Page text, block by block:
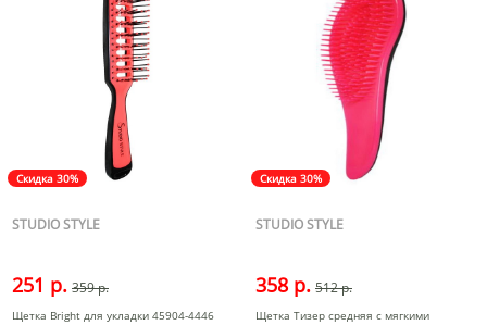
Скидка 30%
STUDIO STYLE
251 р. 359 р.
Щетка Bright для укладки 45904-4446
Скидка 30%
STUDIO STYLE
358 р. 512 р.
Щетка Тизер средняя с мягкими